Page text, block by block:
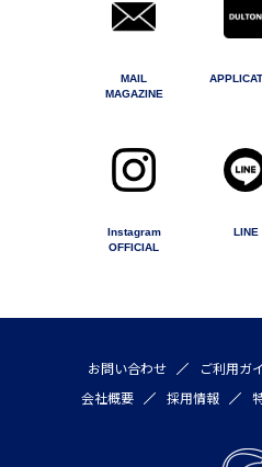
MAIL
MAGAZINE
Instagram
OFFICIAL
LINE
お問い合わせ ご利用ガ
会社概要
採用情報